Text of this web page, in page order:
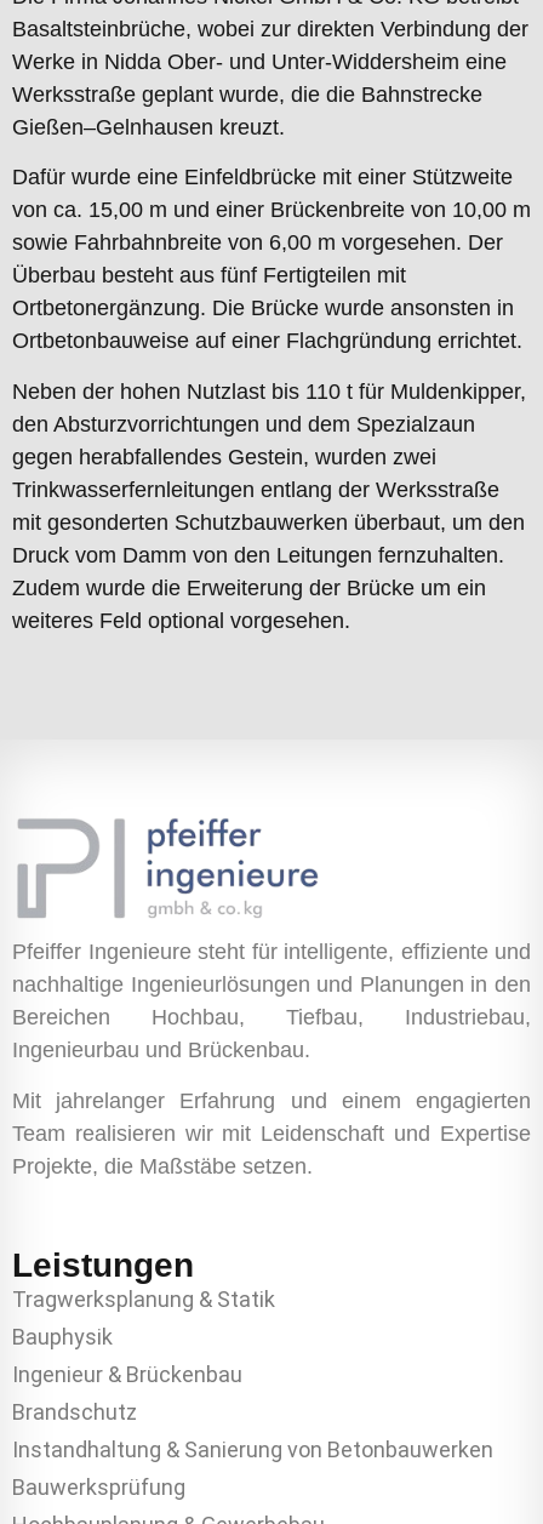
Basaltsteinbrüche, wobei zur direkten Verbindung der
Werke in Nidda Ober- und Unter-Widdersheim eine
Werksstraße geplant wurde, die die Bahnstrecke
Gießen–Gelnhausen kreuzt.
Dafür wurde eine Einfeldbrücke mit einer Stützweite
von ca. 15,00 m und einer Brückenbreite von 10,00 m
sowie Fahrbahnbreite von 6,00 m vorgesehen. Der
Überbau besteht aus fünf Fertigteilen mit
Ortbetonergänzung. Die Brücke wurde ansonsten in
Ortbetonbauweise auf einer Flachgründung errichtet.
Neben der hohen Nutzlast bis 110 t für Muldenkipper,
den Absturzvorrichtungen und dem Spezialzaun
gegen herabfallendes Gestein, wurden zwei
Trinkwasserfernleitungen entlang der Werksstraße
mit gesonderten Schutzbauwerken überbaut, um den
Druck vom Damm von den Leitungen fernzuhalten.
Zudem wurde die Erweiterung der Brücke um ein
weiteres Feld optional vorgesehen.
Pfeiffer Ingenieure steht für intelligente, effiziente und
nachhaltige Ingenieurlösungen und Planungen in den
Bereichen Hochbau, Tiefbau, Industriebau,
Ingenieurbau und Brückenbau.
Mit jahrelanger Erfahrung und einem engagierten
Team realisieren wir mit Leidenschaft und Expertise
Projekte, die Maßstäbe setzen.
Leistungen
Tragwerksplanung & Statik
Bauphysik
Ingenieur & Brückenbau
Brandschutz
Instandhaltung & Sanierung von Betonbauwerken
Bauwerksprüfung